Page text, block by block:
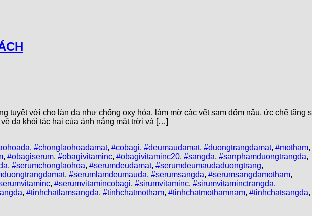
tuyệt vời cho làn da như chống oxy hóa, làm mờ các vết sạm đốm nâu, ức chế tăng
da khỏi tác hại của ánh nắng mặt trời và […]
, #chonglaohoadamat, #cobagi, #deumaudamat, #duongtrangdamat, #motham,
, #obagiserum, #obagivitaminc, #obagivitaminc20, #sangda, #sanphamduongtrangda,
, #serumchonglaohoa, #serumdeudamat, #serumdeumaudaduongtrang,
, #serumlamdeumauda, #serumsangda, #serumsangdamotham,
, #serumvitamincobagi, #sirumvitaminc, #sirumvitaminctrangda,
, #tinhchatlamsangda, #tinhchatmotham, #tinhchatmothamnam, #tinhchatsangda,